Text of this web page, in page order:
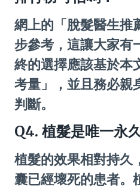
網上的「脫髮醫生推
步參考，這讓大家有
終的選擇應該基於本
考量」，並且務必親
判斷。
Q4. 植髮是唯一永
植髮的效果相對持久
囊已經壞死的患者。